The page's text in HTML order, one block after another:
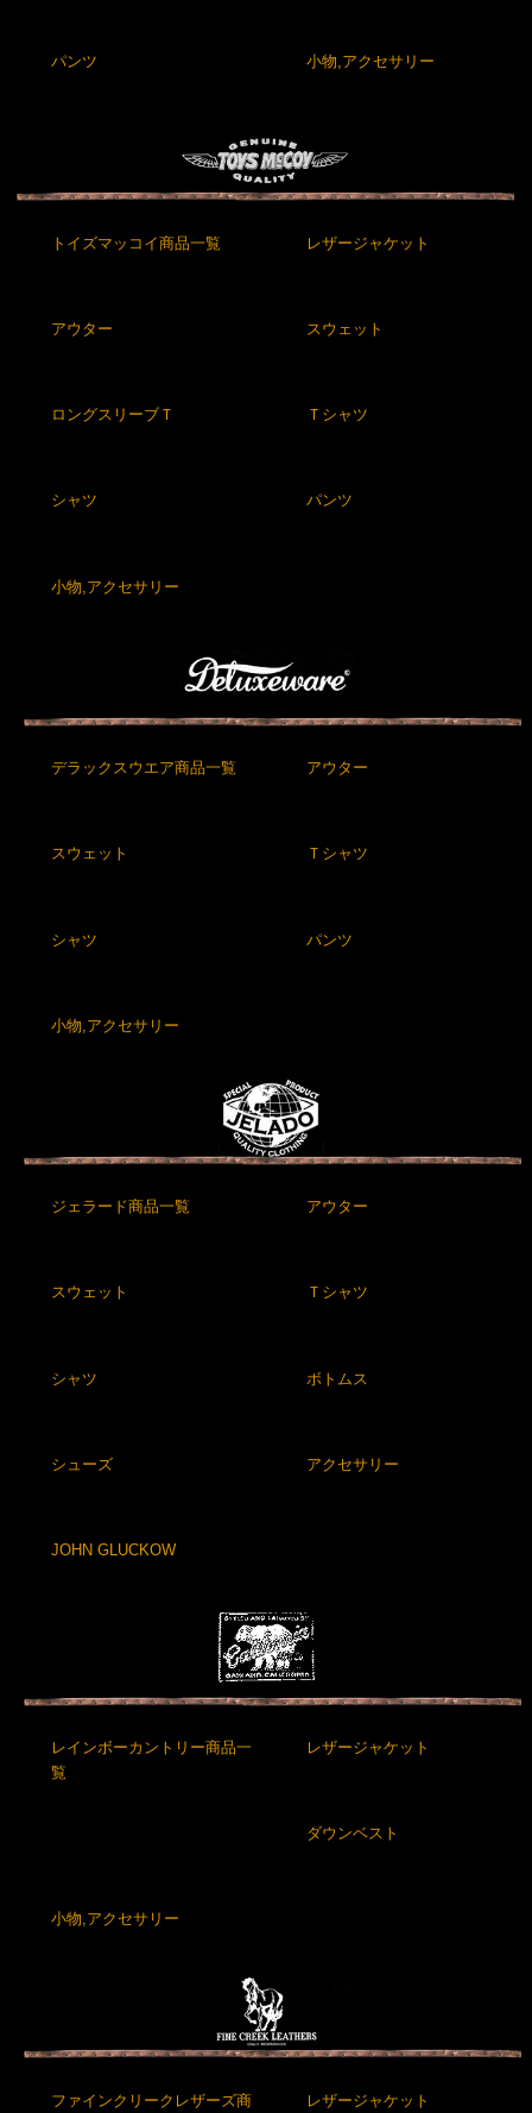
パンツ 小物,アクセサリー
トイズマッコイ商品一覧 レザージャケット
アウター スウェット
ロングスリーブＴ Ｔシャツ
シャツ パンツ
小物,アクセサリー
デラックスウエア商品一覧 アウター
スウェット Ｔシャツ
シャツ パンツ
小物,アクセサリー
ジェラード商品一覧 アウター
スウェット Ｔシャツ
シャツ ボトムス
シューズ アクセサリー
JOHN GLUCKOW
レインボーカントリー商品一
覧
レザージャケット
ダウンベスト
小物,アクセサリー
ファインクリークレザーズ商 レザージャケット